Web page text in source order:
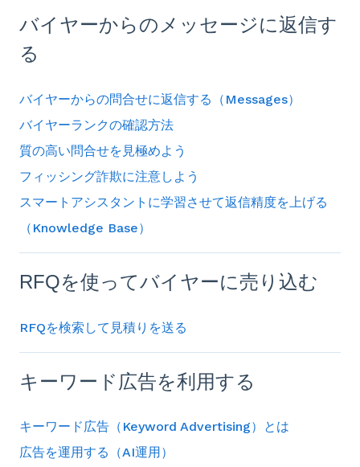
バイヤーからのメッセージに返信す
る
バイヤーからの問合せに返信する（Messages）
バイヤーランクの確認方法
質の高い問合せを見極めよう
フィッシング詐欺に注意しよう
スマートアシスタントに学習させて返信精度を上げる
（Knowledge Base）
RFQを使ってバイヤーに売り込む
RFQを検索して見積りを送る
キーワード広告を利用する
キーワード広告（Keyword Advertising）とは
広告を運用する（AI運用）